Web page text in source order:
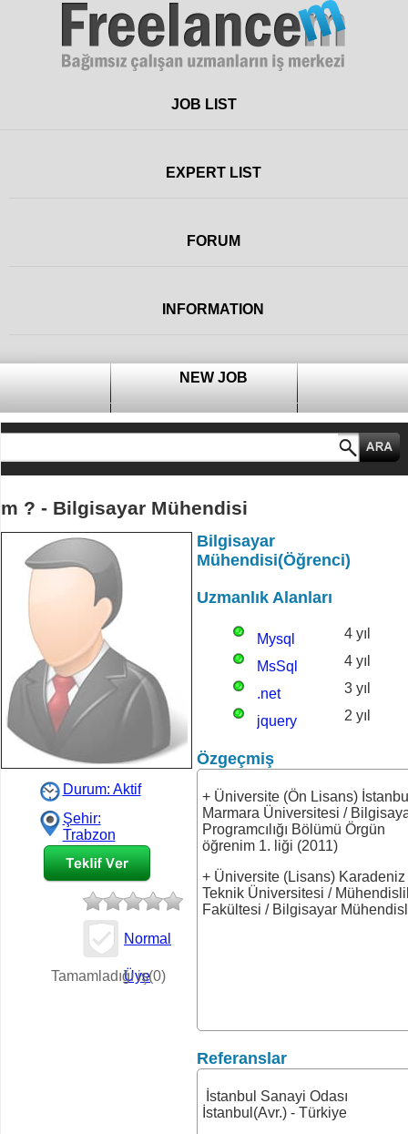
FreelanceJOB LIST
EXPERT LIST
FORUM
INFORMATION
NEW JOB
m ? - Bilgisayar Mühendisi
Durum: Aktif
Şehir:
Trabzon
Normal
Üye
Tamamladığı iş(0)
Bilgisayar
Mühendisi(Öğrenci)
Uzmanlık Alanları
Mysql 4 yıl
MsSql 4 yıl
.net 3 yıl
jquery 2 yıl
Özgeçmiş
+ Üniversite (Ön Lisans)
Marmara Üniversitesi /
Programcılığı Bölümü Örgün
öğrenim 1. liği (2011)
+ Üniversite (Lisans) Karadeniz
Teknik Üniversitesi /
Fakültesi / Bilgisayar
Referanslar
İstanbul Sanayi Odası
İstanbul(Avr.) - Türkiye